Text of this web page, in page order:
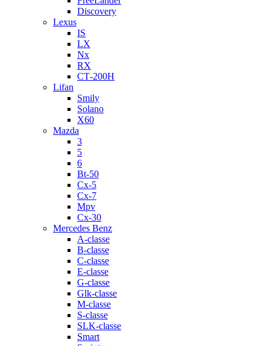
Discovery
Lexus
IS
LX
Nx
RX
СТ-200H
Lifan
Smily
Solano
X60
Mazda
3
5
6
Bt-50
Cx-5
Cx-7
Mpv
Cx-30
Mercedes Benz
A-classe
B-classe
C-classe
E-classe
G-classe
Glk-classe
M-classe
S-classe
SLK-classe
Smart